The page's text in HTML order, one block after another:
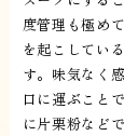
度管理も極め
を起こしてい
す。味気なく
口に運ぶこと
に片栗粉など